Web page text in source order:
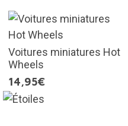
Voitures miniatures Hot
Wheels
14,95€